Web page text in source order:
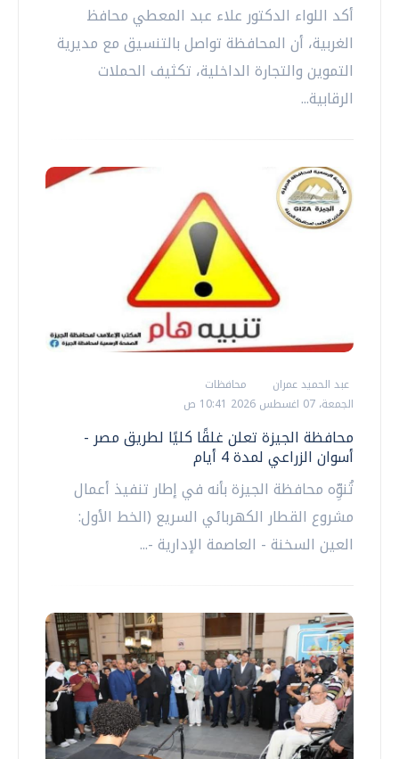
أكد اللواء الدكتور علاء عبد المعطي محافظ
الغربية، أن المحافظة تواصل بالتنسيق مع مديرية
التموين والتجارة الداخلية، تكثيف الحملات
الرقابية...
عبد الحميد عمران
محافظات
الجمعة، 07 اغسطس 2026 10:41 ص
محافظة الجيزة تعلن غلقًا كليًا لطريق مصر -
أسوان الزراعي لمدة 4 أيام
تُنوِّه محافظة الجيزة بأنه في إطار تنفيذ أعمال
مشروع القطار الكهربائي السريع (الخط الأول:
العين السخنة - العاصمة الإدارية -...